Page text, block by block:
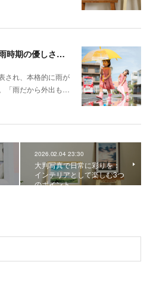
雨が主役の撮影シーン。梅雨時期の優しさを切り取る撮影テクニック
され、本格的に雨が
「雨だから外出も…
2026.02.04 23:30
大判写真で日常に彩りを：
インテリアとして楽しむ3つ
のポイント